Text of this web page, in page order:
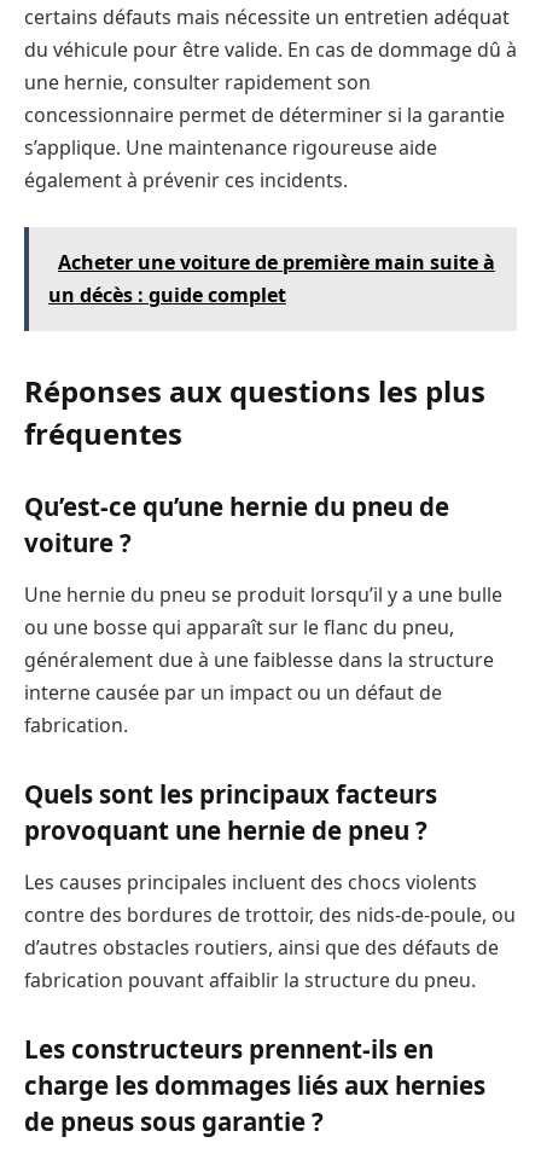
certains défauts mais nécessite un entretien adéquat
du véhicule pour être valide. En cas de dommage dû à
une hernie, consulter rapidement son
concessionnaire permet de déterminer si la garantie
s’applique. Une maintenance rigoureuse aide
également à prévenir ces incidents.
Acheter une voiture de première main suite à
un décès : guide complet
Réponses aux questions les plus
fréquentes
Qu’est-ce qu’une hernie du pneu de
voiture ?
Une hernie du pneu se produit lorsqu’il y a une bulle
ou une bosse qui apparaît sur le flanc du pneu,
généralement due à une faiblesse dans la structure
interne causée par un impact ou un défaut de
fabrication.
Quels sont les principaux facteurs
provoquant une hernie de pneu ?
Les causes principales incluent des chocs violents
contre des bordures de trottoir, des nids-de-poule, ou
d’autres obstacles routiers, ainsi que des défauts de
fabrication pouvant affaiblir la structure du pneu.
Les constructeurs prennent-ils en
charge les dommages liés aux hernies
de pneus sous garantie ?